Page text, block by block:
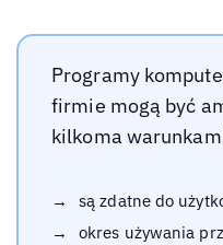
Programy
firmie mogą być
kilkoma
są zdatne do
okres używania